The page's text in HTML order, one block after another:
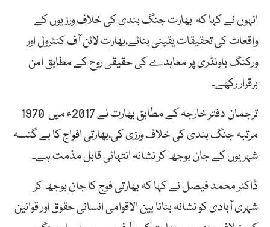
انہوں نے کہا کہ بھارت جنگ بندی کی خلاف ورزیوں کے
واقعات کی تحقیقات یقینی بنائے،بھارت لائن آف کنٹرول اور
ورکنگ باونڈری پر معاہدے کی حقیقی روح کے مطابق امن
برقرار رکھے۔
ترجمان دفتر خارجہ کے مطابق بھارت نے 2017ء میں 1970
مرتبہ جنگ بندی کی خلاف ورزی کی،بھارتی افواج کا بے گنسہ
شہریوں کے جان بوجھ کر نشانہ انتہائی قابل مذمت ہے۔
ڈاکٹر محمد فیصل نے کہا کہ بھارتی فوج کا جان بوجھ کر
شہری آبادی کو نشانہ بنانا بین الاقوامی انسانی حقوق اور قوانین